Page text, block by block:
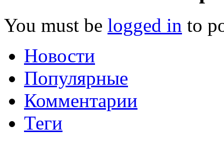
You must be logged in to
Новости
Популярные
Комментарии
Теги